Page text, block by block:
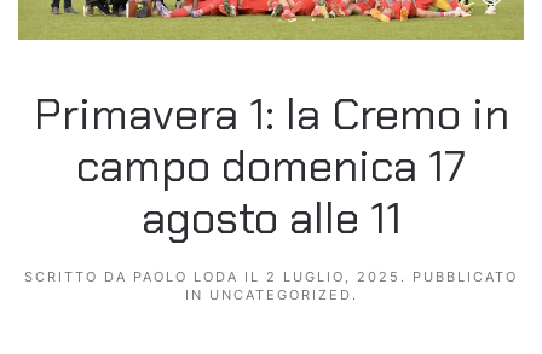
Primavera 1: la Cremo in
campo domenica 17
agosto alle 11
SCRITTO DA PAOLO LODA IL 2 LUGLIO, 2025 . PUBBLICATO
IN UNCATEGORIZED .